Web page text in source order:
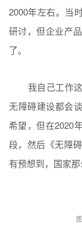
2000年左右。当
研讨，但企业产
了。
我自己工作
无障碍建设都会
希望，但在2020
段，然后《无障
有预想到，国家那